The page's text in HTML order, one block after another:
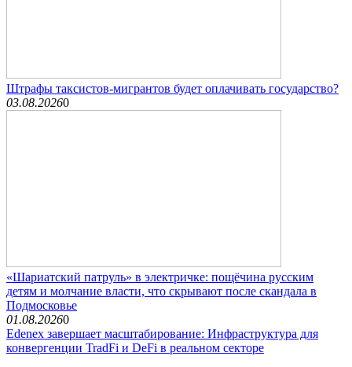
Штрафы таксистов-мигрантов будет оплачивать государство?
03.08.20260
«Шариатский патруль» в электричке: пощёчина русским
детям и молчание власти, что скрывают после скандала в
Подмосковье
01.08.20260
Edenex завершает масштабирование: Инфраструктура для
конвергенции TradFi и DeFi в реальном секторе